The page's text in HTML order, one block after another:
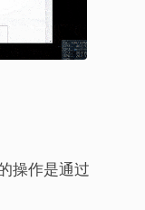
操作是通过